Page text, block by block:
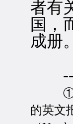
者有
国，
成册。
①
的英文